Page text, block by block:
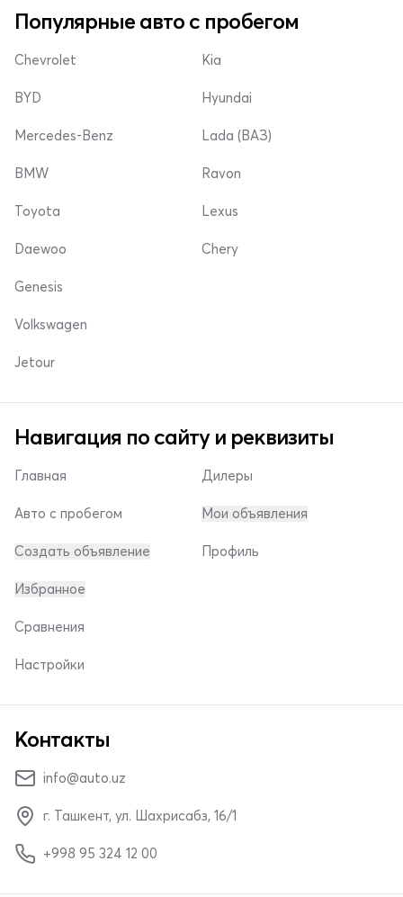
Популярные авто с пробегом
Chevrolet
BYD
Mercedes-Benz
Kia
Hyundai
Lada (ВАЗ)
BMW
Toyota
Daewoo
Ravon
Lexus
Chery
Genesis
Volkswagen
Jetour
Навигация по сайту и реквизиты
Главная
Авто с пробегом
Создать объявление
Дилеры
Мои объявления
Профиль
Избранное
Сравнения
Настройки
Контакты
info@auto.uz
г. Ташкент, ул. Шахрисабз, 16/1
+998 95 324 12 00